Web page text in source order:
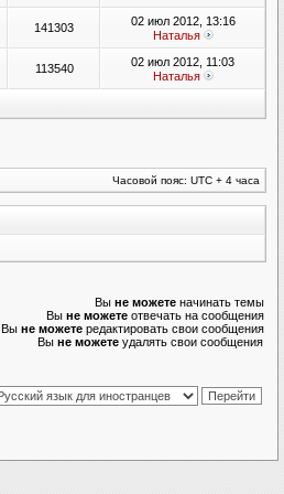
141303
02 июл 2012, 13:16
Наталья
113540
02 июл 2012, 11:03
Наталья
Часовой пояс: UTC + 4 часа
Вы не можете начинать темы
Вы не можете отвечать на сообщения
Вы не можете редактировать свои сообщения
Вы не можете удалять свои сообщения